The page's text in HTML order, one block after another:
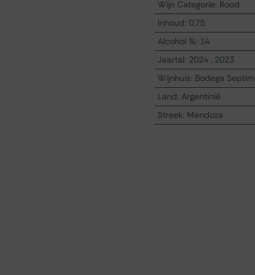
Wijn Categorie: Rood
Inhoud: 0,75
Alcohol %: 14
Jaartal: 2024, 2023
Wijnhuis: Bodega
Land: Argentinië
Streek: Mendoza